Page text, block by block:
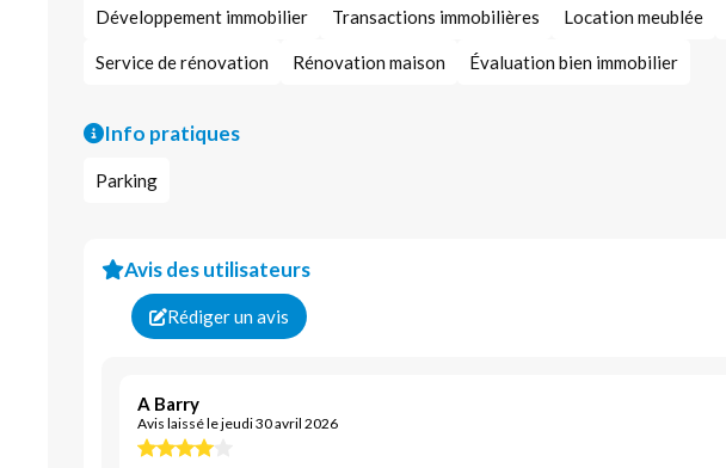
Développement immobilier Transactions immobilières Location meublée
Service de rénovation Rénovation maison Évaluation bien immobilier
Info pratiques
Parking
Avis des utilisateurs
Rédiger un avis
A Barry
Avis laissé le jeudi 30 avril 2026